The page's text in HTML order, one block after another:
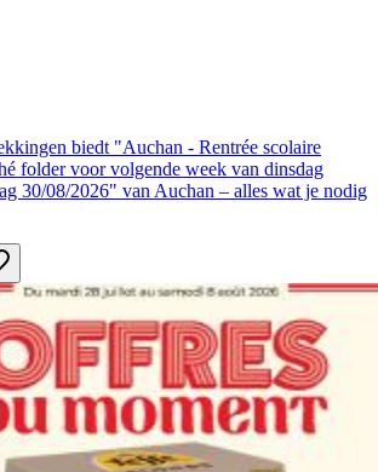
biedt "Auchan - Rentrée scolaire
folder voor volgende week van dinsdag
30/08/2026" van Auchan – alles wat je nodig